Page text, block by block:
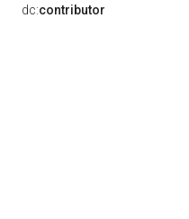
dc:contributor